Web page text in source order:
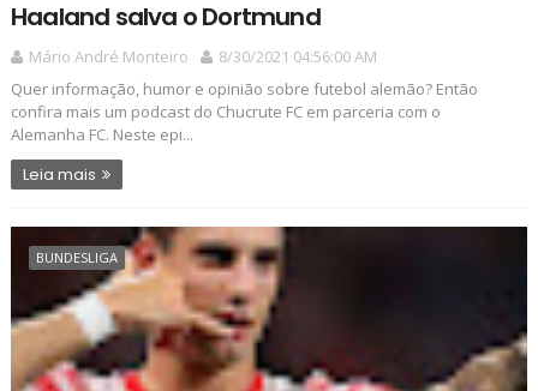
Haaland salva o Dortmund
Mário André Monteiro
8/30/2021 04:56:00 AM
Quer informação, humor e opinião sobre futebol alemão? Então
confira mais um podcast do Chucrute FC em parceria com o
Alemanha FC. Neste epi...
Leia mais
BUNDESLIGA